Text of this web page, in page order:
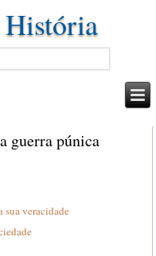
História
guerra púnica
sua veracidade